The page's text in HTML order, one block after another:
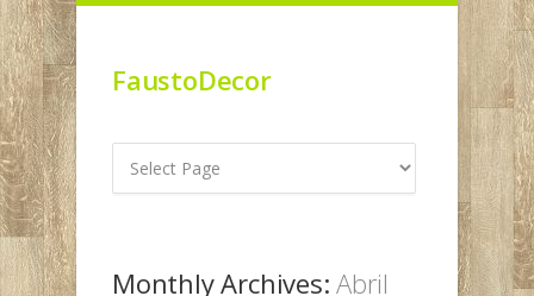
FaustoDecor
Monthly Archives:Abril